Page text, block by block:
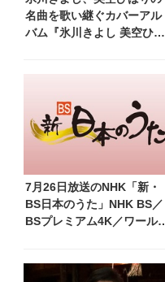
名曲を歌い継ぐカバーアル
バム『氷川きよし 美空ひば
7月26日放送のNHK「新・
BS日本のうた」NHK BS／
BSプレミアム4K／ワール
子、長山洋子 他登場、曲目